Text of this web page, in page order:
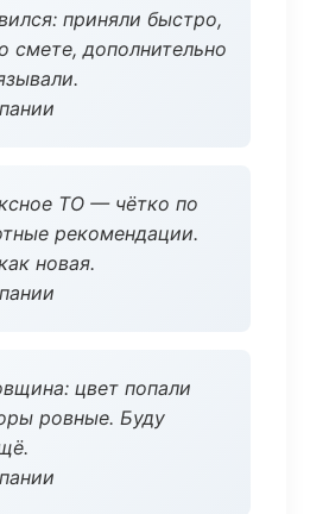
приняли быстро,
смете, дополнительно
ТО — чётко по
рекомендации.
новая.
цвет попали
ровные. Буду